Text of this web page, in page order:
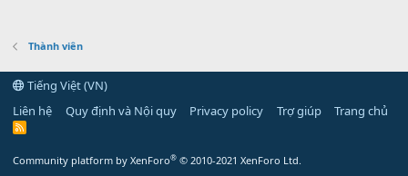
Thành viên
Tiếng Việt (VN)
Liên hệ
Quy định và Nội quy Privacy policy Trợ giúp Trang chủ
R
Community platform by XenForo® © 2010-2021 XenForo Ltd.